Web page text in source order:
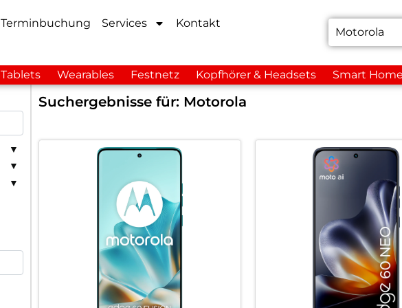
Terminbuchung Services
Kontakt
Tablets Wearables Festnetz Kopfhörer & Headsets Smart Home
Suchergebnisse für: Motorola